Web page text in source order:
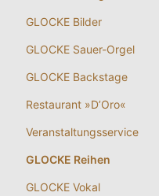
GLOCKE Bilder
GLOCKE Sauer-Orgel
GLOCKE Backstage
Restaurant »D’Oro«
Veranstaltungsservice
GLOCKE Reihen
GLOCKE Vokal